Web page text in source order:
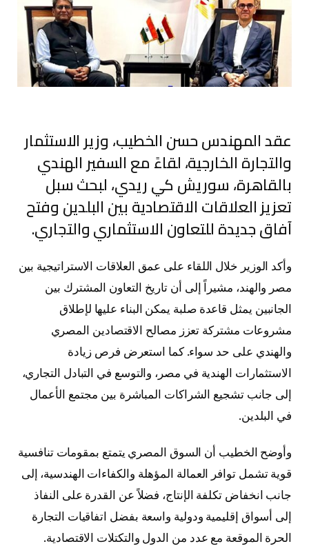
عقد المهندس حسن الخطيب، وزير الاستثمار
والتجارة الخارجية، لقاءً مع السفير الهندي
بالقاهرة، سوريش كي ريدي، لبحث سبل
تعزيز العلاقات الاقتصادية بين البلدين وفتح
آفاق جديدة للتعاون الاستثماري والتجاري.
وأكد الوزير خلال اللقاء على عمق العلاقات الاستراتيجية بين
مصر والهند، مشيراً إلى أن تاريخ التعاون المشترك بين
الجانبين يمثل قاعدة صلبة يمكن البناء عليها لإطلاق
مشروعات مشتركة تعزز مصالح الاقتصادين المصري
والهندي على حد سواء. كما استعرض فرص زيادة
الاستثمارات الهندية في مصر، والتوسع في التبادل التجاري،
إلى جانب تشجيع الشراكات المباشرة بين مجتمع الأعمال
في البلدين.
وأوضح الخطيب أن السوق المصري يتمتع بمقومات تنافسية
قوية تشمل توافر العمالة المؤهلة والكفاءات الهندسية، إلى
جانب انخفاض تكلفة الإنتاج، فضلاً عن القدرة على النفاذ
إلى أسواق إقليمية ودولية واسعة بفضل اتفاقيات التجارة
الحرة الموقعة مع عدد من الدول والتكتلات الاقتصادية.